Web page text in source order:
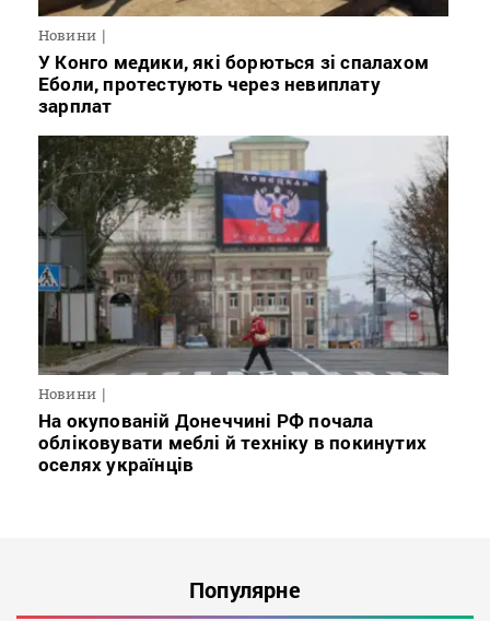
Новини
У Конго медики, які борються зі спалахом
Еболи, протестують через невиплату
зарплат
Новини
На окупованій Донеччині РФ почала
обліковувати меблі й техніку в покинутих
оселях українців
Популярне